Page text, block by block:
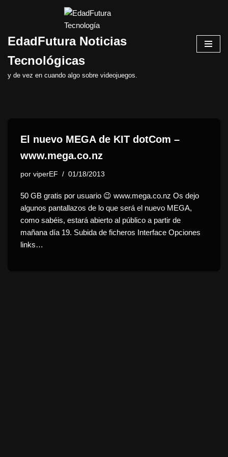
al
EdadFutura Noticias
Tecnológicas
y de vez en cuando algo sobre videojuegos.
El nuevo MEGA de KIT dotCom –
www.mega.co.nz
por viperEF 01/18/2013
50 GB gratis por usuario 😉 www.mega.co.nz Os dejo
algunos pantallazos de lo que será el nuevo MEGA,
como sabéis, estará abierto al público a partir de
mañana día 19. Subida de ficheros Interface Opciones
links…